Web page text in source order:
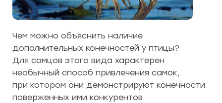
Чем можно объяснить наличие
дополнительных конечностей у птицы?
Для самцов этого вида характерен
необычный способ привлечения самок,
при котором они демонстрируют конечности
поверженных ими конкурентов